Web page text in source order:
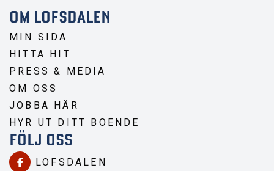
OM LOFSDALEN
MIN SIDA
HITTA HIT
PRESS & MEDIA
OM OSS
JOBBA HÄR
HYR UT DITT BOENDE
FÖLJ OSS
LOFSDALEN